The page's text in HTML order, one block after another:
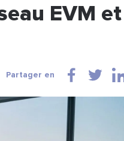
EVM et
Partager en